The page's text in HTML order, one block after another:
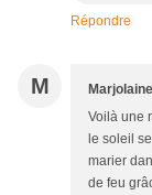
Répondre
M Marjolaine
Voilà une
le soleil
marier
de feu